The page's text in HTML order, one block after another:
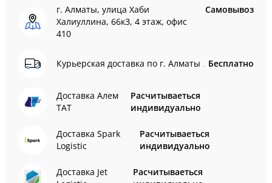
г. Алматы, улица Хаби
Халиуллина, 66кЗ, 4 этаж, офис
410
Самовывоз
Курьерская доставка по г. Алматы Бесплатно
Доставка Алем
ТАТ
Расчитываеться
индивидуально
Доставка Spark
Logistic
Расчитываеться
индивидуально
Доставка Jet
Расчитываеться